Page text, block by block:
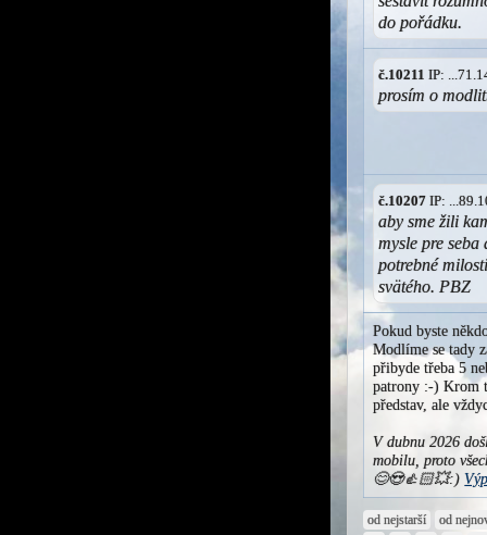
do pořádku.
č.10211 IP:
prosím o
č.10207 IP:
aby sme žili
mysle pre
potrebné
svätého. PBZ
Pokud byste
Modlíme se tady
přibyde třeba 5
patrony :-) Krom
představ, ale
V dubnu 2026
mobilu, proto
😊😍👍🏻💥:)
od nejstarší
od